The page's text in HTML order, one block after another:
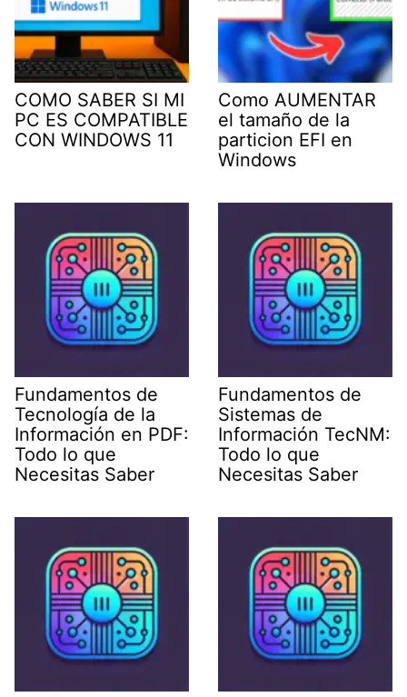
COMO SABER SI MI
PC ES COMPATIBLE
CON WINDOWS 11
Como AUMENTAR
el tamaño de la
particion EFI en
Windows
Fundamentos de
Tecnología de la
Información en PDF:
Todo lo que
Necesitas Saber
Fundamentos de
Sistemas de
Información TecNM:
Todo lo que
Necesitas Saber